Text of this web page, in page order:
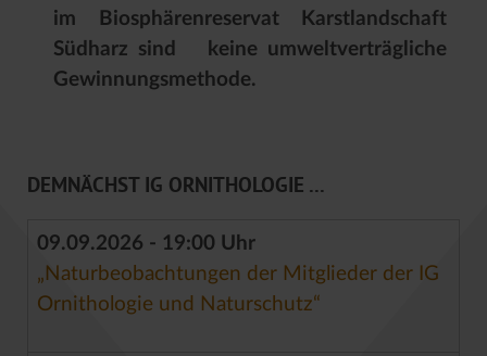
im Biosphärenreservat Karstlandschaft
Südharz sind keine umweltverträgliche
Gewinnungsmethode.
DEMNÄCHST IG ORNITHOLOGIE ...
09.09.2026 - 19:00 Uhr
„Naturbeobachtungen der Mitglieder der IG
Ornithologie und Naturschutz“